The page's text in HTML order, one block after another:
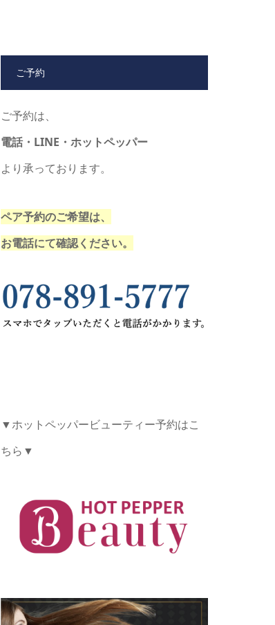
ご予約
ご予約は、
電話・LINE・ホットペッパー
より承っております。
ペア予約のご希望は、
お電話にて確認ください。
▼ホットペッパービューティー予約はこ
ちら▼